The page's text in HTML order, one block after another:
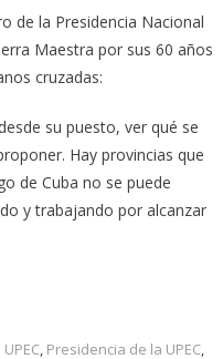
de la Presidencia Nacional
Maestra por sus 60 años
cruzadas:
su puesto, ver qué se
Hay provincias que
de Cuba no se puede
y trabajando por alcanzar
, Presidencia de la UPEC,